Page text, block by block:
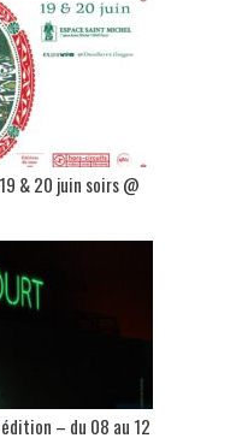
& 20 juin soirs @
– du 08 au 12